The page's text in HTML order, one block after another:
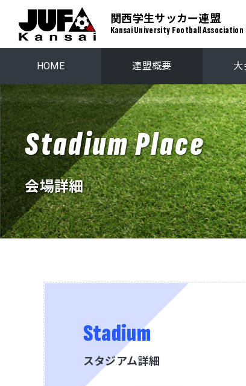
関西学生サッカー連盟
Kansai University Football Association
HOME 連盟概要 大
関西学生リーグ プ
関西ステップアップリーグ 関西
Stadium Place
会場詳細
Stadium
スタジアム詳細